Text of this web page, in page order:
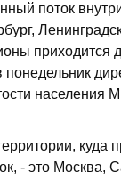
поток
приходится
понедельник
населения
куда
- это Москва,